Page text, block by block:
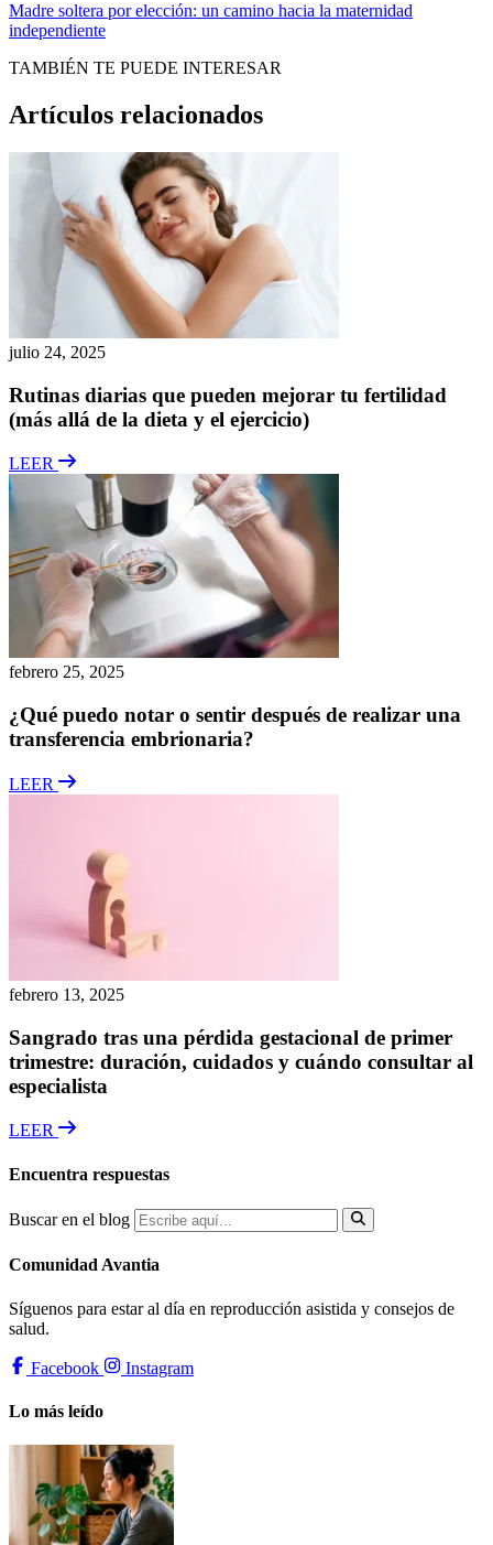
Madre soltera por elección: un camino hacia la maternidad
independiente
TAMBIÉN TE PUEDE INTERESAR
Artículos relacionados
julio 24, 2025
Rutinas diarias que pueden mejorar tu fertilidad
(más allá de la dieta y el ejercicio)
LEER
febrero 25, 2025
¿Qué puedo notar o sentir después de realizar una
transferencia embrionaria?
LEER
febrero 13, 2025
Sangrado tras una pérdida gestacional de primer
trimestre: duración, cuidados y cuándo consultar al
especialista
LEER
Encuentra respuestas
Buscar en el blog
Comunidad Avantia
Síguenos para estar al día en reproducción asistida y consejos de
salud.
Facebook Instagram
Lo más leído